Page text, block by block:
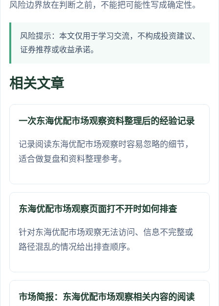
风险边界放在判断之前，不能把可能性写成确定性。
风险提示：本文仅用于学习交流，不构成投资建议、
证券推荐或收益承诺。
相关文章
一次东海优配市场观察资料整理后的经验记录
记录阅读东海优配市场观察时容易忽略的细节，
适合做复盘和资料整理参考。
东海优配市场观察页面打不开时如何排查
针对东海优配市场观察无法访问、信息不完整或
路径混乱的情况给出排查顺序。
市场简报：东海优配市场观察相关内容的阅读